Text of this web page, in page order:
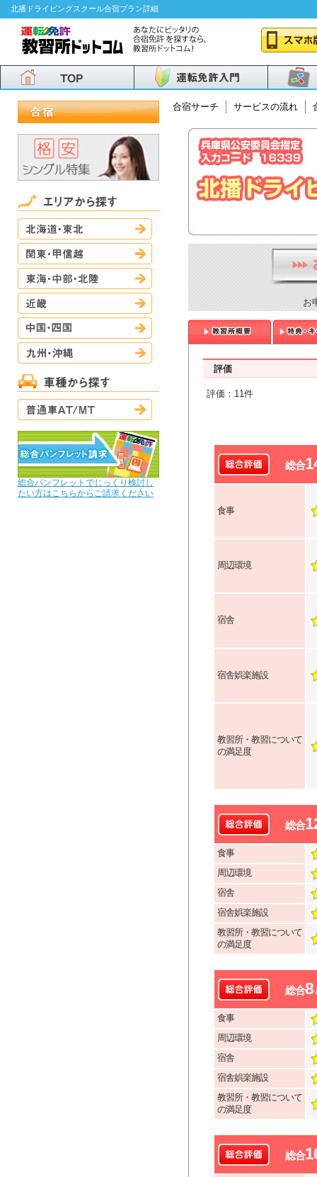
北播ドライビングスクール合宿プラン詳細
中国・四国
九州・沖縄
総合パンフレットでじっくり検討し
たい方はこちらからご請求ください
合宿サーチ サービスの流れ
お
評価
評価：11件
総合
食事
周辺環境
宿舎
宿舎娯楽施設
教習所・教習について
の満足度
総合
食事
周辺環境
宿舎
宿舎娯楽施設
教習所・教習について
の満足度
総合8
食事
周辺環境
宿舎
宿舎娯楽施設
教習所・教習について
の満足度
総合